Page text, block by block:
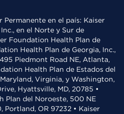
Permanente en el país: Kaiser
en el Norte y Sur de
Foundation Health Plan de
Health Plan de Georgia, Inc.,
Piedmont Road NE, Atlanta,
Health Plan de Estados del
Virginia, y Washington,
Hyattsville, MD, 20785 •
Plan del Noroeste, 500 NE
Portland, OR 97232 • Kaiser